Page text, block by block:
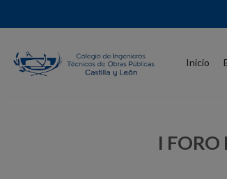
to
Inicio
I FORO